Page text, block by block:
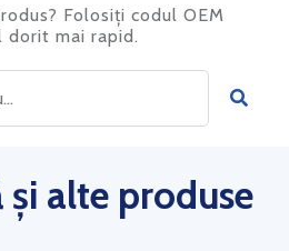
Folosiți codul OEM
dorit mai rapid.
și alte produse